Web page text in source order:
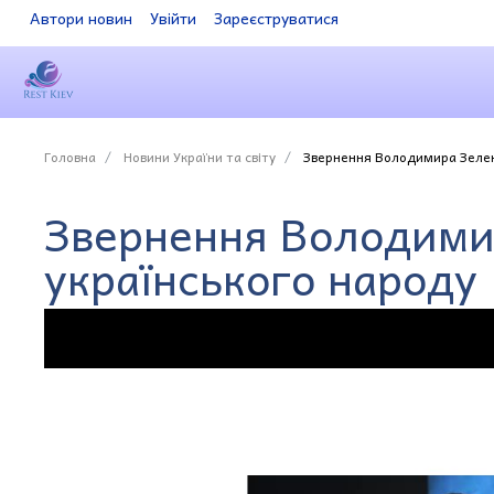
Автори новин Увійти Зареєструватися
Головна Новини України та світу Звернення Володимира
Звернення
українського народу